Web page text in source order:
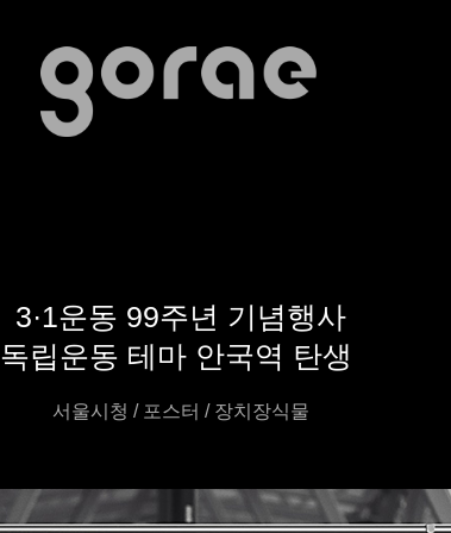
3·1운동 99주년 기념행사
독립운동 테마 안국역 탄생
서울시청 / 포스터 / 장치장식물